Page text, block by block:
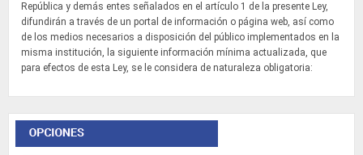
República y demás entes señalados en el artículo 1 de la presente Ley,
difundirán a través de un portal de información o página web, así como
de los medios necesarios a disposición del público implementados en la
misma institución, la siguiente información mínima actualizada, que
para efectos de esta Ley, se le considera de naturaleza obligatoria: